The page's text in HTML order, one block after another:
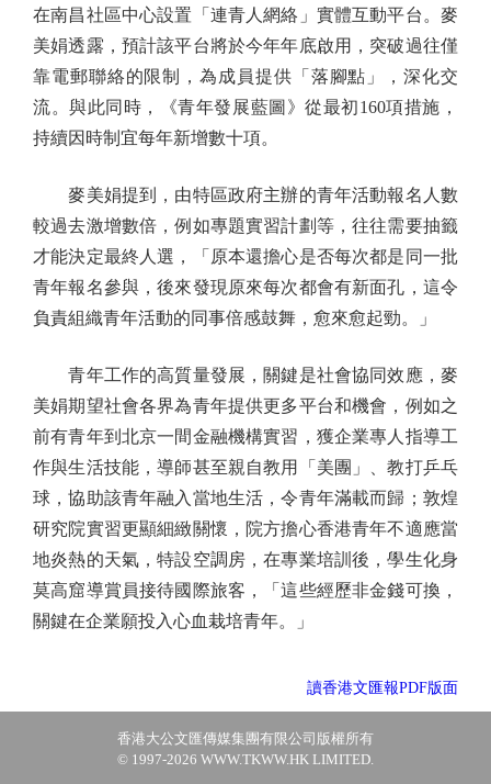
在南昌社區中心設置「連青人網絡」實體互動平台。麥
美娟透露，預計該平台將於今年年底啟用，突破過往僅
靠電郵聯絡的限制，為成員提供「落腳點」，深化交
流。與此同時，《青年發展藍圖》從最初160項措施，
持續因時制宜每年新增數十項。
麥美娟提到，由特區政府主辦的青年活動報名人數
較過去激增數倍，例如專題實習計劃等，往往需要抽籤
才能決定最終人選，「原本還擔心是否每次都是同一批
青年報名參與，後來發現原來每次都會有新面孔，這令
負責組織青年活動的同事倍感鼓舞，愈來愈起勁。」
青年工作的高質量發展，關鍵是社會協同效應，麥
美娟期望社會各界為青年提供更多平台和機會，例如之
前有青年到北京一間金融機構實習，獲企業專人指導工
作與生活技能，導師甚至親自教用「美團」、教打乒乓
球，協助該青年融入當地生活，令青年滿載而歸；敦煌
研究院實習更顯細緻關懷，院方擔心香港青年不適應當
地炎熱的天氣，特設空調房，在專業培訓後，學生化身
莫高窟導賞員接待國際旅客，「這些經歷非金錢可換，
關鍵在企業願投入心血栽培青年。」
讀香港文匯報PDF版面
香港大公文匯傳媒集團有限公司版權所有
© 1997-2026 WWW.TKWW.HK LIMITED.